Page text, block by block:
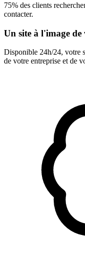
75% des clients
contacter.
Un site à l'image de
Disponible 24h/24, votre
de votre entreprise et de